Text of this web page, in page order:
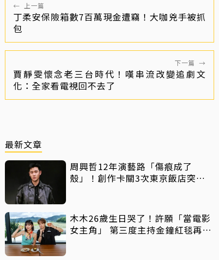
← 上一篇
丁柔安保險箱數7百萬現金遭竊！大咖兇手被抓
包
下一篇 →
賈靜雯懷念老三台時代！嘆串流改變追劇文
化：全家看電視回不去了
最新文章
周興哲12年演藝路「傷痕成了
殼」！創作卡關3次東京飯店突找
木木26歲生日哭了！許願「當電影
女主角」 第三度主持金鐘紅毯再喊